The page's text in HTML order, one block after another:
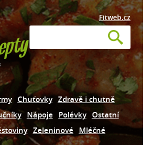
Fitweb.cz
Chuťovky Zdravě i chutně
Nápoje Polévky Ostatní
Zeleninové Mléčné